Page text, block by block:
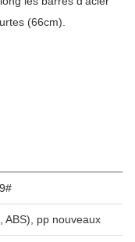
(66cm).
ABS), pp nouveaux